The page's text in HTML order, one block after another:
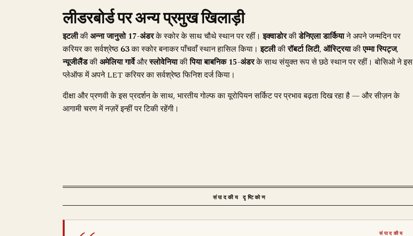
लीडरबोर्ड पर अन्य प्रमुख खिलाड़ी
इटलीकीअन्ना जानुसो 17-अंडरके स्कोर के साथ चौथे स्थान पर रहीं।इक्वाडोरकीडेनिएला डार्कियाने अपने जन्मदिन पर
करियर का सर्वश्रेष्ठ 63का स्कोर बनाकर पाँचवाँ स्थान हासिल किया।इटलीकीरॉबर्टा लिटी, ऑस्ट्रियाकीएम्मा स्पिट्ज,
न्यूजीलैंडकीअमेलिया गार्वेऔरस्लोवेनियाकीपिया बाबनिक 15-अंडरके साथ संयुक्त रूप से छठे स्थान पर रहीं। बोसिओ ने इस
प्लेऑफ में अपने LET करियर का सर्वश्रेष्ठ फिनिश दर्ज किया।
दीक्षा और प्रणवी के इस प्रदर्शन के साथ, भारतीय गोल्फ का यूरोपियन सर्किट पर प्रभाव बढ़ता दिख रहा है — और सीज़न के
आगामी चरण में नज़रें इन्हीं पर टिकी रहेंगी।
संपादकीय दृष्टिकोण